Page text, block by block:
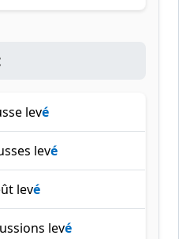
levé
levé
levé
levé